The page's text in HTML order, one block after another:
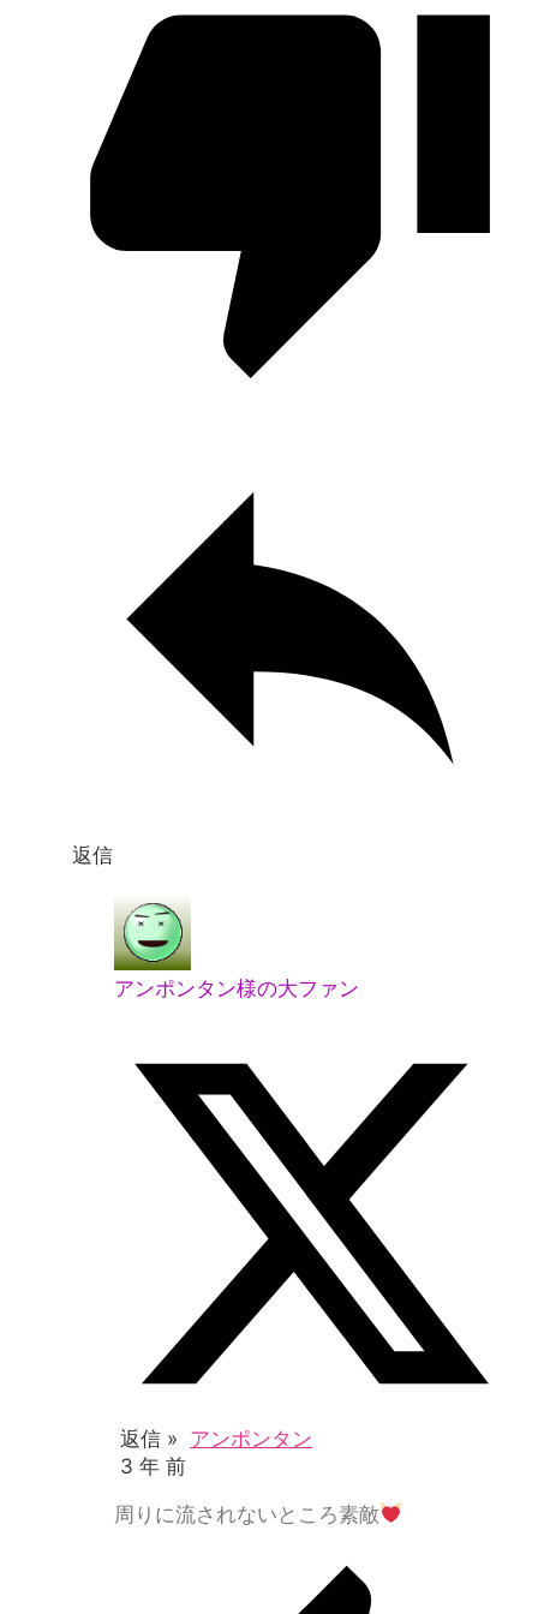
返信
アンポンタン様の大ファン
返信 » アンポンタン
3 年 前
周りに流されないところ素敵